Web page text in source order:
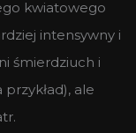
kwiatowego
intensywny i
śmierdziuch i
przykład), ale